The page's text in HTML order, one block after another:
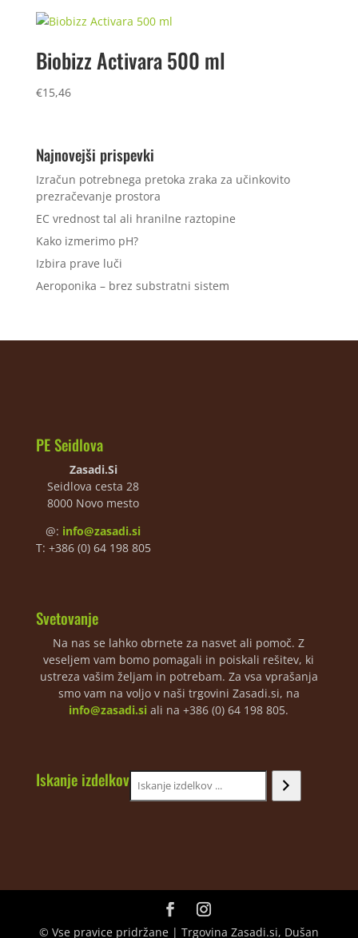
Biobizz Activara 500 ml
€15,46
Najnovejši prispevki
Izračun potrebnega pretoka zraka za učinkovito
prezračevanje prostora
EC vrednost tal ali hranilne raztopine
Kako izmerimo pH?
Izbira prave luči
Aeroponika – brez substratni sistem
PE Seidlova
Zasadi.Si
Seidlova cesta 28
8000 Novo mesto
@: info@zasadi.si
T: +386 (0) 64 198 805
Svetovanje
Na nas se lahko obrnete za nasvet ali pomoč. Z
veseljem vam bomo pomagali in poiskali rešitev, ki
ustreza vašim željam in potrebam. Za vsa vprašanja
smo vam na voljo v naši trgovini Zasadi.si, na
info@zasadi.si ali na +386 (0) 64 198 805.
Iskanje izdelkov
© Vse pravice pridržane | Trgovina Zasadi.si, Dušan